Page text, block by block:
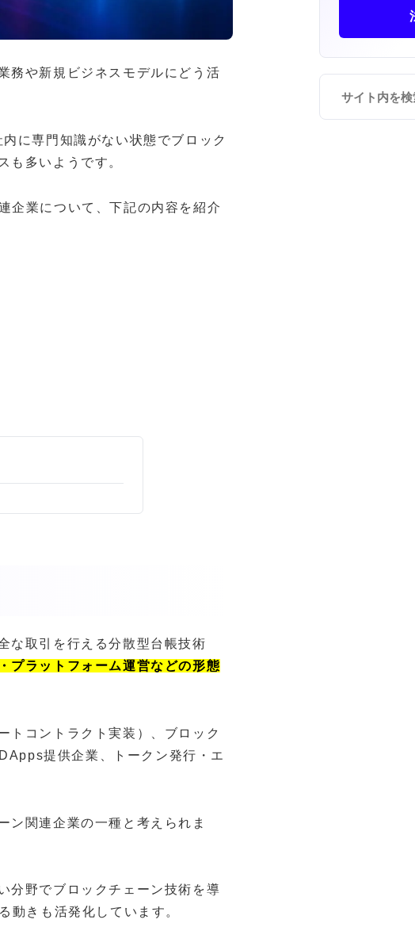
務や新規ビジネスモデルにどう活
に専門知識がない状態でブロック
も多いようです。
業について、下記の内容を紹介
な取引を行える分散型台帳技術
プラットフォーム運営などの形態
トコントラクト実装）、ブロック
提供企業、トークン発行・エ
ン関連企業の一種と考えられま
分野でブロックチェーン技術を導
動きも活発化しています。